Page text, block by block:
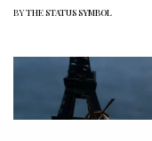
BYTHE STATUS SYMBOL